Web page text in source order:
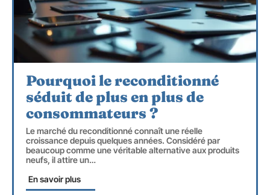
Pourquoi le reconditionné
séduit de plus en plus de
consommateurs ?
Le marché du reconditionné connaît une réelle
croissance depuis quelques années. Considéré par
beaucoup comme une véritable alternative aux produits
neufs, il attire un…
En savoir plus